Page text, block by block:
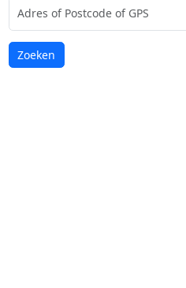
Laden...
Zoeken